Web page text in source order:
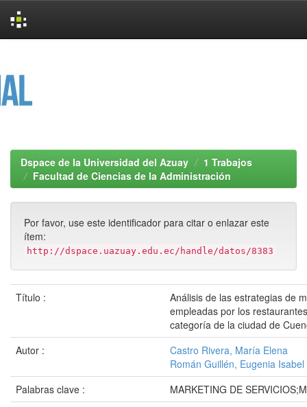
Dspace de la Universidad del Azuay
1 Trabajos
Facultad de Ciencias de la Administración
Por favor, use este identificador para citar o enlazar este
ítem:
http://dspace.uazuay.edu.ec/handle/datos/8383
Título :
Análisis de las estrategias de
empleadas por los
categoría de la ciudad de
Autor :
Castro Rivera, María Elena
Román Guillén, Eugenia Isabel
Palabras clave :
MARKETING DE